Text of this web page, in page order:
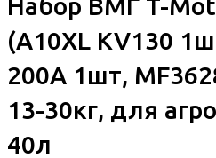
Набор ВМГ T-
(A10XL KV130
200A 1шт,
13-30кг, для
40л